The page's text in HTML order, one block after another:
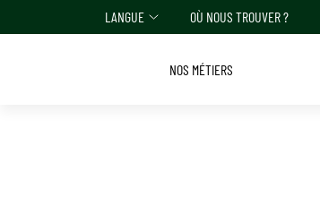
LANGUE OÙ NOUS TROUVER ?
NOS MÉTIERS